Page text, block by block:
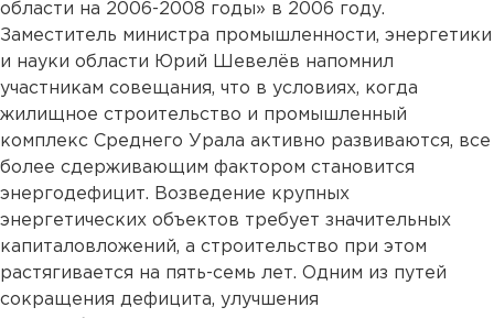
области на 2006-2008 годы» в 2006 году.
Заместитель министра промышленности, энергетики
и науки области Юрий Шевелёв напомнил
участникам совещания, что в условиях, когда
жилищное строительство и промышленный
комплекс Среднего Урала активно развиваются, все
более сдерживающим фактором становится
энергодефицит. Возведение крупных
энергетических объектов требует значительных
капиталовложений, а строительство при этом
растягивается на пять-семь лет. Одним из путей
сокращения дефицита, улучшения